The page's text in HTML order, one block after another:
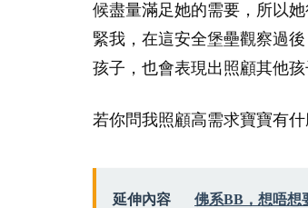
候盡量滿足她的需要，所以
緊我，在這安全堡壘觀察過
孩子，也會表現出照顧其他
若你問我照顧高需求寶寶有
延伸內容 佛系BB，想唔想